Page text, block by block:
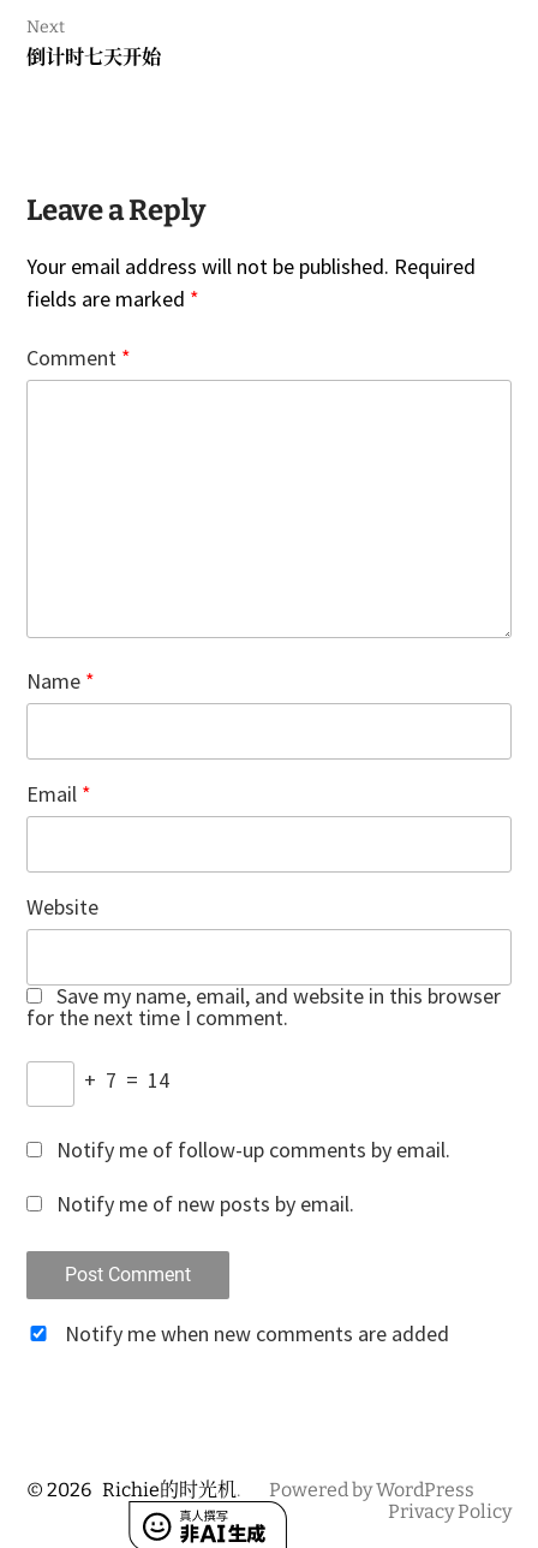
Next
Next
倒计时七天开始
Leave a Reply
Your email address will not be published. Required
fields are marked *
Comment *
Name *
Email *
Website
Save my name, email, and website in this browser
for the next time I comment.
+ 7 = 14
Notify me of follow-up comments by email.
Notify me of new posts by email.
Notify me when new comments are added
© 2026 Richie的时光机.
Powered by WordPress
Privacy Policy